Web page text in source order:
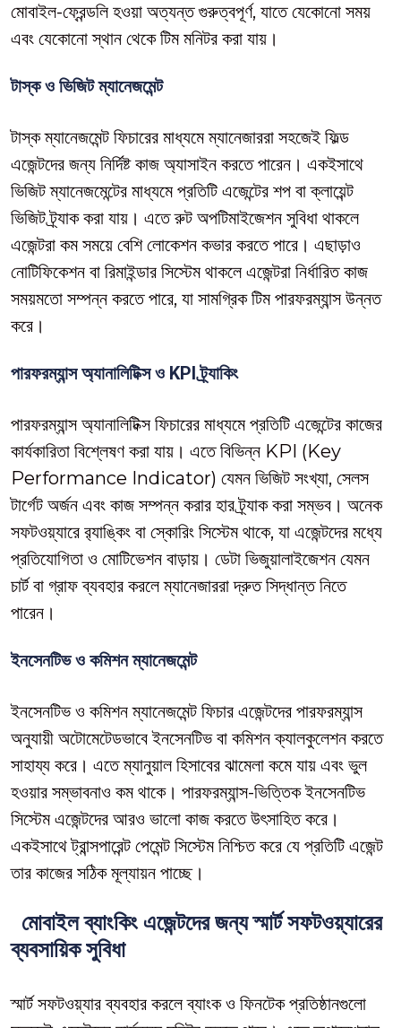
মোবাইল-ফ্রেন্ডলি হওয়া অত্যন্ত গুরুত্বপূর্ণ, যাতে যেকোনো সময়
এবং যেকোনো স্থান থেকে টিম মনিটর করা যায়।
টাস্ক ও ভিজিট ম্যানেজমেন্ট
টাস্ক ম্যানেজমেন্ট ফিচারের মাধ্যমে ম্যানেজাররা সহজেই ফিল্ড
এজেন্টদের জন্য নির্দিষ্ট কাজ অ্যাসাইন করতে পারেন। একইসাথে
ভিজিট ম্যানেজমেন্টের মাধ্যমে প্রতিটি এজেন্টের শপ বা ক্লায়েন্ট
ভিজিট ট্র্যাক করা যায়। এতে রুট অপটিমাইজেশন সুবিধা থাকলে
এজেন্টরা কম সময়ে বেশি লোকেশন কভার করতে পারে। এছাড়াও
নোটিফিকেশন বা রিমাইন্ডার সিস্টেম থাকলে এজেন্টরা নির্ধারিত কাজ
সময়মতো সম্পন্ন করতে পারে, যা সামগ্রিক টিম পারফরম্যান্স উন্নত
করে।
পারফরম্যান্স অ্যানালিটিক্স ও KPI ট্র্যাকিং
পারফরম্যান্স অ্যানালিটিক্স ফিচারের মাধ্যমে প্রতিটি এজেন্টের কাজের
কার্যকারিতা বিশ্লেষণ করা যায়। এতে বিভিন্ন KPI (Key
Performance Indicator) যেমন ভিজিট সংখ্যা, সেলস
টার্গেট অর্জন এবং কাজ সম্পন্ন করার হার ট্র্যাক করা সম্ভব। অনেক
সফটওয়্যারে র‍্যাঙ্কিং বা স্কোরিং সিস্টেম থাকে, যা এজেন্টদের মধ্যে
প্রতিযোগিতা ও মোটিভেশন বাড়ায়। ডেটা ভিজুয়ালাইজেশন যেমন
চার্ট বা গ্রাফ ব্যবহার করলে ম্যানেজাররা দ্রুত সিদ্ধান্ত নিতে
পারেন।
ইনসেনটিভ ও কমিশন ম্যানেজমেন্ট
ইনসেনটিভ ও কমিশন ম্যানেজমেন্ট ফিচার এজেন্টদের পারফরম্যান্স
অনুযায়ী অটোমেটেডভাবে ইনসেনটিভ বা কমিশন ক্যালকুলেশন করতে
সাহায্য করে। এতে ম্যানুয়াল হিসাবের ঝামেলা কমে যায় এবং ভুল
হওয়ার সম্ভাবনাও কম থাকে। পারফরম্যান্স-ভিত্তিক ইনসেনটিভ
সিস্টেম এজেন্টদের আরও ভালো কাজ করতে উৎসাহিত করে।
একইসাথে ট্রান্সপারেন্ট পেমেন্ট সিস্টেম নিশ্চিত করে যে প্রতিটি এজেন্ট
তার কাজের সঠিক মূল্যায়ন পাচ্ছে।
মোবাইল ব্যাংকিং এজেন্টদের জন্য স্মার্ট সফটওয়্যারের
ব্যবসায়িক সুবিধা
স্মার্ট সফটওয়্যার ব্যবহার করলে ব্যাংক ও ফিনটেক প্রতিষ্ঠানগুলো